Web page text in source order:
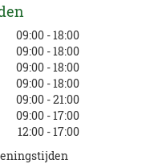
09:00 - 18:00
09:00 - 18:00
09:00 - 18:00
09:00 - 18:00
09:00 - 21:00
09:00 - 17:00
12:00 - 17:00